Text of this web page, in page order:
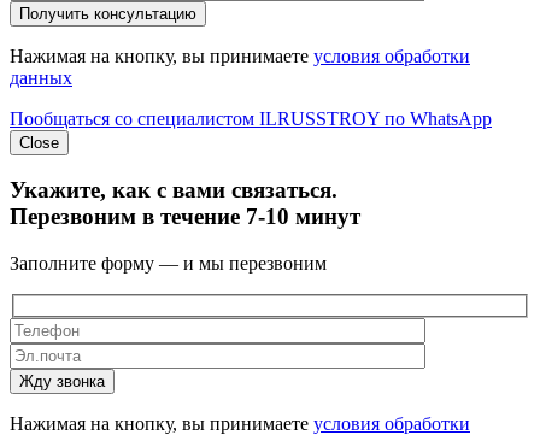
Получить консультацию
Нажимая на кнопку, вы принимаете условия обработки
данных
Пообщаться со специалистом ILRUSSTROY по WhatsApp
Close
Укажите, как с вами связаться.
Перезвоним в течение 7-10 минут
Заполните форму — и мы перезвоним
Жду звонка
Нажимая на кнопку, вы принимаете условия обработки